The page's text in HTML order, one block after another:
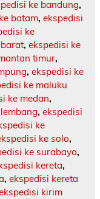
ke bandung,
batam, ekspedisi
ke
, ekspedisi ke
timur,
, ekspedisi ke
ke maluku
ke medan,
, ekspedisi
ke
ke solo,
ke surabaya,
kereta,
, ekspedisi kereta
kirim